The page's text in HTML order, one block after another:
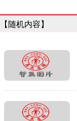
【随机内容】